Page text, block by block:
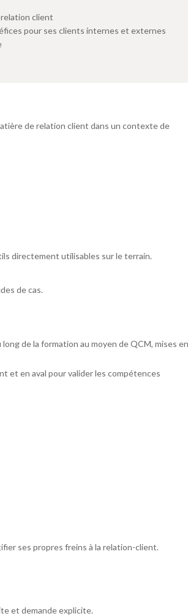
client
pour ses clients internes et externes
de relation client dans un contexte de
directement utilisables sur le terrain.
de cas.
de la formation au moyen de QCM, mises en
et en aval pour valider les compétences
ses propres freins à la relation-client.
et demande explicite.